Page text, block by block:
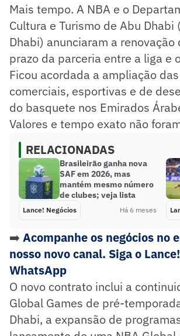
Mais tempo. A NBA e o
Cultura e Turismo de Abu Dhabi
Dhabi) anunciaram a renovação
prazo da parceria entre a liga e
Ficou acordada a ampliação
comerciais, esportivas e de
do basquete nos Emirados
Valores e tempo exato não
RELACIONADAS
Brasileirão ganha nova
SAF em 2026, mas
mantém mesmo número
de clubes; veja lista
Lance! Negócios Há 6 meses
➡️ Acompanhe os negócios no
nosso novo canal. Siga o
WhatsApp
O novo contrato inclui a
Global Games de pré-
Dhabi, a expansão de